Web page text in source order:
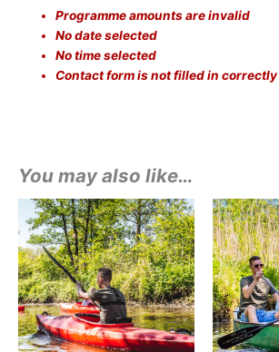
Programme amounts are invalid
No date selected
No time selected
Contact form is not filled in correctly
You may also like…